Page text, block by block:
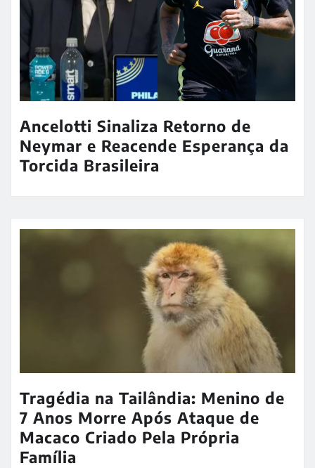
Ancelotti Sinaliza Retorno de
Neymar e Reacende Esperança da
Torcida Brasileira
Tragédia na Tailândia: Menino de
7 Anos Morre Após Ataque de
Macaco Criado Pela Própria
Família